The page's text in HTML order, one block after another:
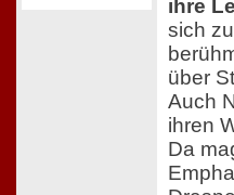
ihre
sich
über
Auch
ihren
Da